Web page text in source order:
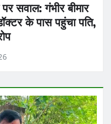
सवाल: गंभीर बीमार
के पास पहुंचा पति,